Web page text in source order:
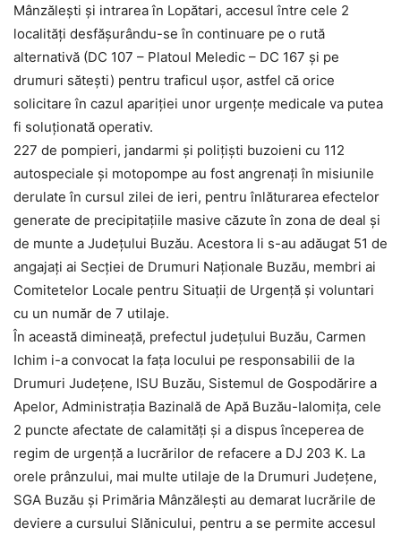
Mânzălești și intrarea în Lopătari, accesul între cele 2
localități desfășurându-se în continuare pe o rută
alternativă (DC 107 – Platoul Meledic – DC 167 și pe
drumuri sătești) pentru traficul ușor, astfel că orice
solicitare în cazul apariției unor urgențe medicale va putea
fi soluționată operativ.
227 de pompieri, jandarmi și polițiști buzoieni cu 112
autospeciale și motopompe au fost angrenați în misiunile
derulate în cursul zilei de ieri, pentru înlăturarea efectelor
generate de precipitațiile masive căzute în zona de deal și
de munte a Județului Buzău. Acestora li s-au adăugat 51 de
angajați ai Secției de Drumuri Naționale Buzău, membri ai
Comitetelor Locale pentru Situații de Urgență și voluntari
cu un număr de 7 utilaje.
În această dimineață, prefectul județului Buzău, Carmen
Ichim i-a convocat la fața locului pe responsabilii de la
Drumuri Județene, ISU Buzău, Sistemul de Gospodărire a
Apelor, Administrația Bazinală de Apă Buzău-Ialomița, cele
2 puncte afectate de calamități și a dispus începerea de
regim de urgență a lucrărilor de refacere a DJ 203 K. La
orele prânzului, mai multe utilaje de la Drumuri Județene,
SGA Buzău și Primăria Mânzălești au demarat lucrările de
deviere a cursului Slănicului, pentru a se permite accesul